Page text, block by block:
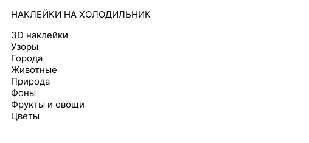
НАКЛЕЙКИ НА ХОЛОДИЛЬНИК
3D наклейки
Узоры
Города
Животные
Природа
Фоны
Фрукты и овощи
Цветы